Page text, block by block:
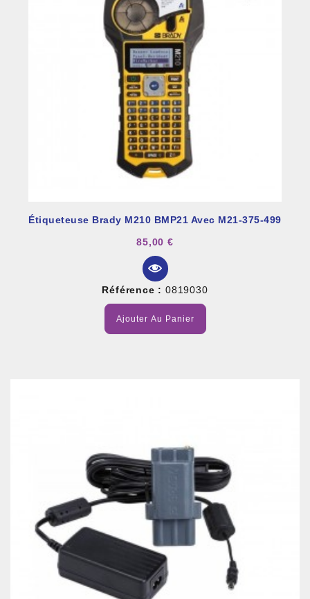
Étiqueteuse Brady M210 BMP21 Avec M21-375-499
85,00 €
Référence : 0819030
Ajouter Au Panier